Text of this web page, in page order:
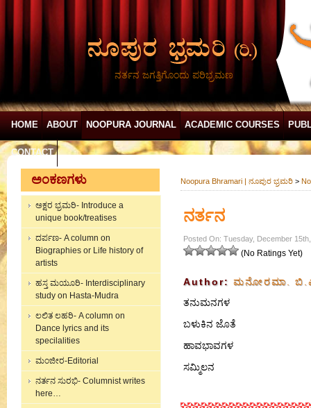
ನರ್ತನ ಜಗತ್ತಿಗೊಂದು ಪರಿಭ್ರಮಣ
HOME ABOUT NOOPURA JOURNAL ACADEMIC COURSES
CONTACT
ಅಂಕಣಗಳು
ಅಕ್ಷರ ಭ್ರಮರಿ- Introduce a
unique book/treatises
ದರ್ಪಣ- A column on
Biographies or Life history of
artists
ಹಸ್ತ ಮಯೂರಿ- Interdisciplinary
study on Hasta-Mudra
ಲಲಿತ ಲಹರಿ- A column on
Dance lyrics and its
specilalities
ಮಂಜೀರ-Editorial
ನರ್ತನ ಸುರಭಿ- Columnist writes
here…
Noopura Bhramari | ನೂಪುರ ಭ್ರಮರಿ >
ನರ್ತನ
Posted On: Tuesday, December
(No Ratings Yet)
Author: ಮನೋರಮಾ.
ತನುಮನಗಳ
ಬಳುಕಿನ ಜೊತೆ
ಹಾವಭಾವಗಳ
ಸಮ್ಮಿಲನ